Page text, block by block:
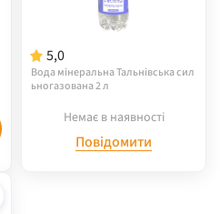
5,0
Вода мінеральна Тальнівська сил
ьногазована 2 л
Немає в наявності
Повідомити